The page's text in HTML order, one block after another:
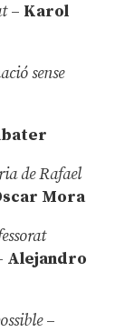
– Karol
sense
de Rafael
Mora
Alejandro
–